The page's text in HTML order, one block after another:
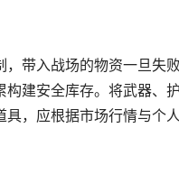
，带入战场的物资一旦失
构建安全库存。将武器、
，应根据市场行情与个